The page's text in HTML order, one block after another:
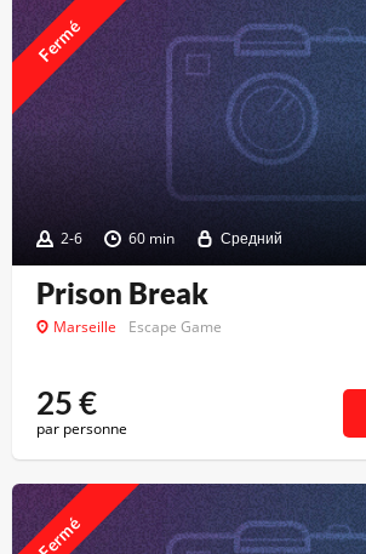
2-6 60 min Средний
Fermé
Prison Break
Marseille Escape Game
25€
par personne
Fermé